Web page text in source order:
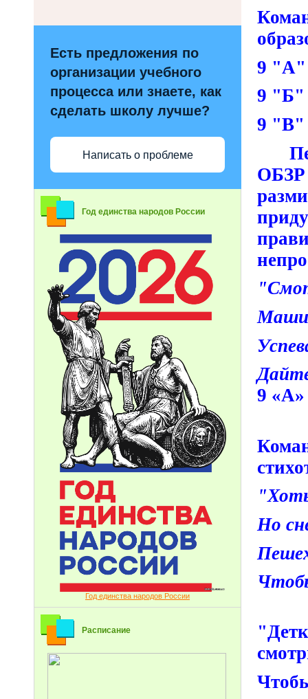
Есть предложения по
организации учебного
процесса или знаете, как
сделать школу лучше?
Написать о проблеме
Год единства народов России
Год единства народов России
Расписание
9 "А"
9 "Б"
9 "В"
ОБЗР
9 «А»
Но